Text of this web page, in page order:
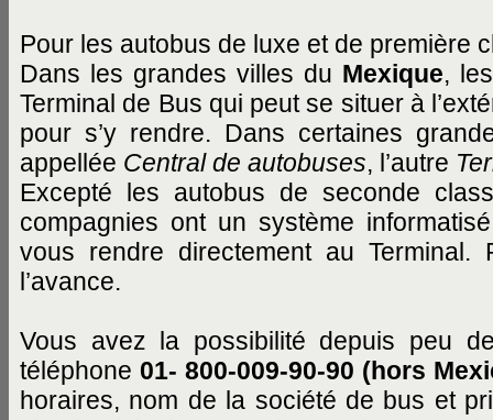
Pour les autobus de luxe et de première
Dans les grandes villes du Mexique,
Terminal de Bus qui peut se situer à
pour s’y rendre. Dans certaines
appellée Central de autobuses, l’autre
Excepté les autobus de seconde
compagnies ont un système
vous rendre directement au
l’avance.
Vous avez la possibilité depuis peu
téléphone 01- 800-009-90-90 (hors
horaires, nom de la société de bus et